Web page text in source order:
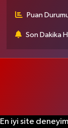
Puan
Son Dakika
En iyi site